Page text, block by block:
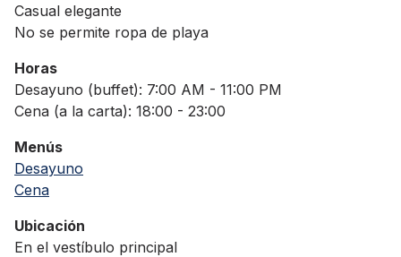
Casual elegante
No se permite ropa de playa
Horas
Desayuno (buffet): 7:00 AM - 11:00 PM
Cena (a la carta): 18:00 - 23:00
Menús
Desayuno
Cena
Ubicación
En el vestíbulo principal